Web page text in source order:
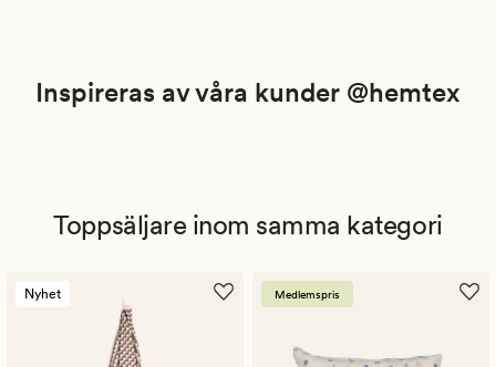
Inspireras av våra kunder @hemtex
Toppsäljare inom samma kategori
Nyhet Medlemspris